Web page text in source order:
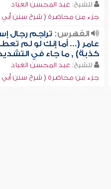
للشيخ: عبد المحسن العباد
جزء من محاضرة ( شرح سنن أبي
الفهرس: تراجم رجال
عامر (... أما إنك لو لم
كذبة) , ما جاء في
للشيخ: عبد المحسن العباد
جزء من محاضرة ( شرح سنن أبي